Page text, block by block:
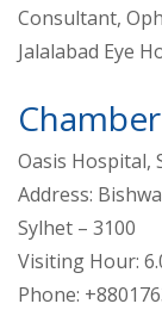
Consultant,
Jalalabad Eye
Oasis Hospital,
Address:
Sylhet – 3100
Visiting Hour:
Phone: